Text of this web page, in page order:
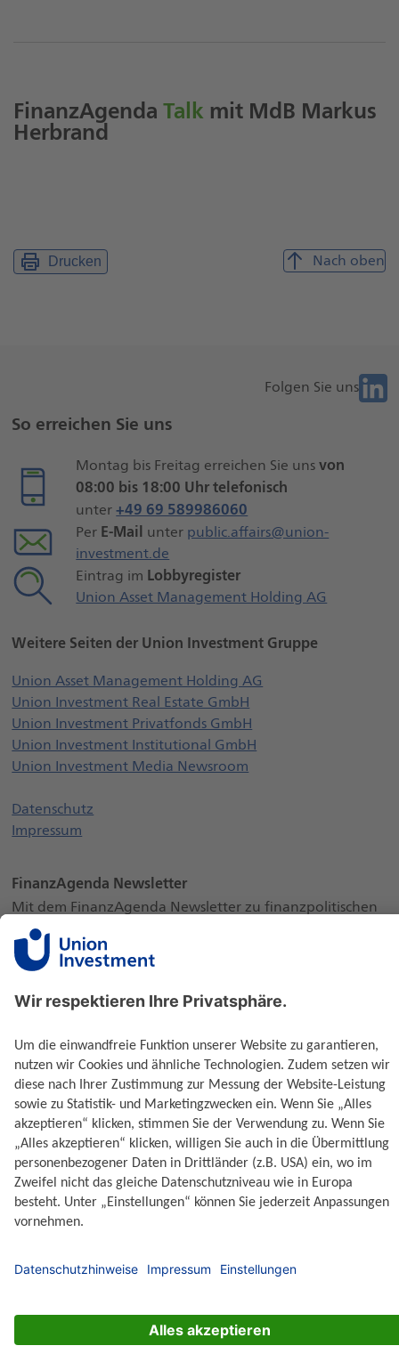
FinanzAgenda Talk mit MdB Markus
Herbrand
Drucken Nach oben
Folgen Sie uns
Sie
So erreichen Sie uns
Montag bis Freitag erreichen Sie unsvon
08:00 bis 18:00 Uhr telefonisch
unter +49 69 589986060
Per E-Mail unter public.affairs@union-
investment.de
Eintrag im Lobbyregister
Union Asset Management Holding AG
Weitere Seiten der Union Investment Gruppe
Union Asset Management Holding AG
Union Investment Real Estate GmbH
Union Investment Privatfonds GmbH
Union Investment Institutional GmbH
Union Investment Media Newsroom
Datenschutz
Impressum
FinanzAgenda Newsletter
Mit dem FinanzAgenda Newsletter zu finanzpolitischen
Themen informiert bleiben.
Ihre Finanzen in der genossenschaftlichen
FinanzGruppe Volksbanken Raiffeisenbanken